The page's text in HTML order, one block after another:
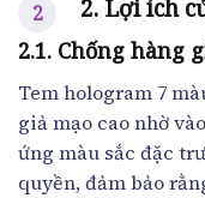
2. Lợi ích
2.1. Chống hàng
Tem hologram 7
giả mạo cao nhờ vào
ứng màu sắc đặc
quyền, đảm bảo